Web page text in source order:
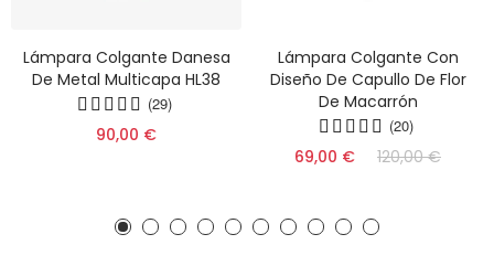
Lámpara Colgante Danesa
De Metal Multicapa HL38
(29)
90,00 €
Lámpara Colgante Con
Diseño De Capullo De Flor
De Macarrón
(20)
69,00 € 120,00 €